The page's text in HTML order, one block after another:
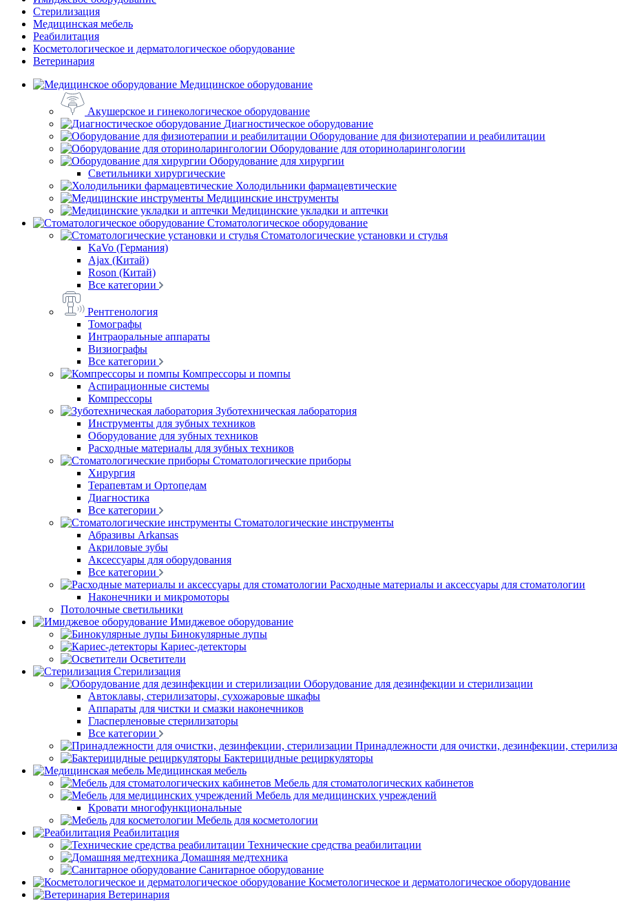
Стерилизация
Медицинская мебель
Реабилитация
Косметологическое и дерматологическое оборудование
Ветеринария
Медицинское оборудование
Акушерское и гинекологическое оборудование
Диагностическое оборудование
Оборудование для физиотерапии и реабилитации
Оборудование для оториноларингологии
Оборудование для хирургии
Светильники хирургические
Холодильники фармацевтические
Медицинские инструменты
Медицинские укладки и аптечки
Стоматологическое оборудование
Стоматологические установки и стулья
KaVo (Германия)
Ajax (Китай)
Roson (Китай)
Все категории
Рентгенология
Томографы
Интраоральные аппараты
Визиографы
Все категории
Компрессоры и помпы
Аспирационные системы
Компрессоры
Зуботехническая лаборатория
Инструменты для зубных техников
Оборудование для зубных техников
Расходные материалы для зубных техников
Стоматологические приборы
Хирургия
Терапевтам и Ортопедам
Диагностика
Все категории
Стоматологические инструменты
Абразивы Arkansas
Акриловые зубы
Аксессуары для оборудования
Все категории
Расходные материалы и аксессуары для стоматологии
Наконечники и микромоторы
Потолочные светильники
Имиджевое оборудование
Бинокулярные лупы
Кариес-детекторы
Осветители
Стерилизация
Оборудование для дезинфекции и стерилизации
Автоклавы, стерилизаторы, сухожаровые шкафы
Аппараты для чистки и смазки наконечников
Гласперленовые стерилизаторы
Все категории
Принадлежности для очистки, дезинфекции,
Бактерицидные рециркуляторы
Медицинская мебель
Мебель для стоматологических кабинетов
Мебель для медицинских учреждений
Кровати многофункциональные
Мебель для косметологии
Реабилитация
Технические средства реабилитации
Домашняя медтехника
Санитарное оборудование
Косметологическое и дерматологическое оборудование
Ветеринария